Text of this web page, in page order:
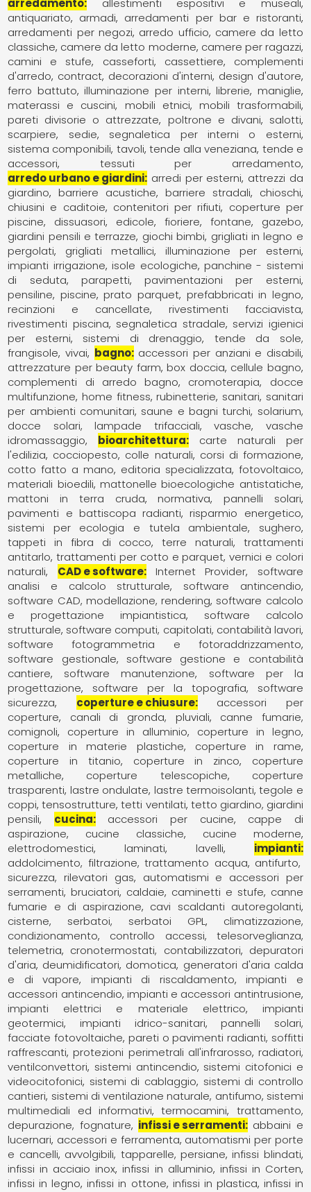
arredamento
allestimenti espositivi e museali
antiquariato
armadi
arredamenti per bar e ristoranti
arredamenti per negozi arredo ufficio camere da letto
classiche camere da letto moderne camere per ragazzi
camini e stufe
casseforti cassettiere
complementi
d'arredo contract decorazioni d'interni design d'autore
ferro battuto illuminazione per interni librerie maniglie
materassi e cuscini
mobili etnici
mobili trasformabili
pareti divisorie o attrezzate poltrone e divani
salotti
scarpiere
sedie
segnaletica per interni o esterni
sistema componibili tavoli tende alla veneziana tende e
accessori
tessuti per arredamento
arredo urbano e giardini arredi per esterni attrezzi da
giardino
barriere acustiche barriere stradali
chioschi
chiusini e caditoie
contenitori per rifiuti
coperture per
piscine
dissuasori edicole fioriere fontane
gazebo
giardini pensili e terrazze giochi bimbi grigliati in legno e
pergolati
grigliati metallici
illuminazione per esterni
impianti irrigazione isole ecologiche panchine - sistemi
di seduta
parapetti
pavimentazioni per esterni
pensiline piscine prato parquet prefabbricati in legno
recinzioni e cancellate
rivestimenti facciavista
rivestimenti piscina segnaletica stradale servizi igienici
per esterni
sistemi di drenaggio
tende da sole,
frangisole vivai bagno accessori per anziani e disabili
attrezzature per beauty farm box doccia cellule bagno
complementi di arredo bagno
cromoterapia
docce
multifunzione home fitness rubinetterie sanitari sanitari
per ambienti comunitari saune e bagni turchi solarium,
docce solari, lampade trifacciali
vasche
vasche
idromassaggio
bioarchitettura
carte naturali per
l'edilizia cocciopesto colle naturali corsi di formazione
cotto fatto a mano editoria specializzata fotovoltaico
materiali bioedili mattonelle bioecologiche antistatiche
mattoni in terra cruda
normativa
pannelli solari
pavimenti e battiscopa radianti risparmio energetico
sistemi per ecologia e tutela ambientale
sughero
tappeti in fibra di cocco
terre naturali
trattamenti
antitarlo trattamenti per cotto e parquet vernici e colori
naturali
CAD e software Internet Provider
software
analisi e calcolo strutturale
software antincendio
software CAD, modellazione, rendering software calcolo
e progettazione impiantistica
software calcolo
strutturale software computi, capitolati, contabilità lavori
software fotogrammetria e fotoraddrizzamento
software gestionale
software gestione e contabilità
cantiere
software manutenzione
software per la
progettazione
software per la topografia
software
sicurezza
coperture e chiusure
accessori per
coperture
canali di gronda, pluviali
canne fumarie,
comignoli
coperture in alluminio
coperture in legno
coperture in materie plastiche
coperture in rame
coperture in titanio
coperture in zinco
coperture
metalliche
coperture telescopiche
coperture
trasparenti lastre ondulate lastre termoisolanti tegole e
coppi tensostrutture tetti ventilati tetto giardino, giardini
pensili
cucina accessori per cucine
cappe di
aspirazione
cucine classiche
cucine moderne
elettrodomestici
laminati lavelli
impianti
addolcimento, filtrazione, trattamento acqua antifurto,
sicurezza, rilevatori gas
automatismi e accessori per
serramenti bruciatori caldaie caminetti e stufe canne
fumarie e di aspirazione
cavi scaldanti autoregolanti
cisterne, serbatoi, serbatoi GPL
climatizzazione,
condizionamento
controllo accessi, telesorveglianza,
telemetria
cronotermostati, contabilizzatori
depuratori
d'aria deumidificatori domotica generatori d'aria calda
e di vapore
impianti di riscaldamento
impianti e
accessori antincendio impianti e accessori antintrusione
impianti elettrici e materiale elettrico
impianti
geotermici
impianti idrico-sanitari
pannelli solari,
facciate fotovoltaiche pareti o pavimenti radianti, soffitti
raffrescanti protezioni perimetrali all'infrarosso radiatori,
ventilconvettori sistemi antincendio sistemi citofonici e
videocitofonici sistemi di cablaggio sistemi di controllo
cantieri sistemi di ventilazione naturale, antifumo sistemi
multimediali ed informativi
termocamini
trattamento,
depurazione, fognature infissi e serramenti abbaini e
lucernari accessori e ferramenta automatismi per porte
e cancelli avvolgibili, tapparelle, persiane infissi blindati
infissi in acciaio inox infissi in alluminio infissi in Corten
infissi in legno infissi in ottone infissi in plastica infissi in